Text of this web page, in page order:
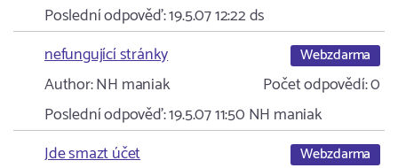
Poslední odpověď:19.5.07 12:22ds
nefungující stránky
Webzdarma
Author:NH maniak Počet odpovědí:0
Poslední odpověď:19.5.07 11:50 NH maniak
Jde smazt účet
Webzdarma